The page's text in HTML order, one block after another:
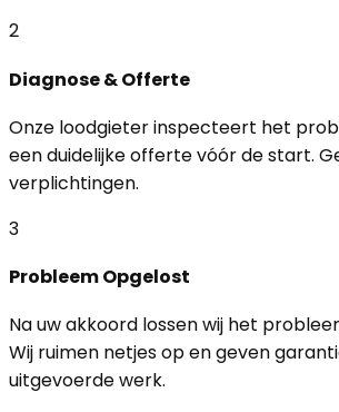
2
Diagnose & Offerte
Onze loodgieter inspecteert het
een duidelijke offerte vóór de start.
verplichtingen.
3
Probleem Opgelost
Na uw akkoord lossen wij het
Wij ruimen netjes op en geven
uitgevoerde werk.